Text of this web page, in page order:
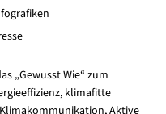
„Gewusst Wie“ zum
klimafitte